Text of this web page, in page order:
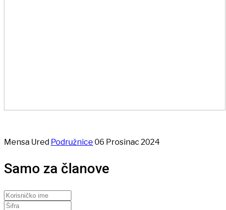
Mensa Ured Podružnice 06 Prosinac 2024
Samo za članove